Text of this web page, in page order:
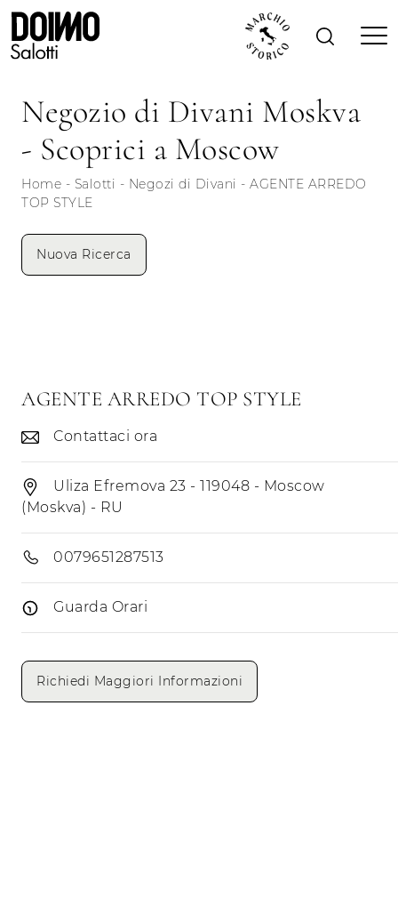
Negozio di Divani Moskva
- Scoprici a Moscow
Home - Salotti - Negozi di Divani - AGENTE ARREDO
TOP STYLE
Nuova Ricerca
AGENTE ARREDO TOP STYLE
Contattaci ora
Uliza Efremova 23 - 119048 - Moscow
(Moskva) - RU
0079651287513
Guarda Orari
Lunedì
Richiedi Maggiori Informazioni